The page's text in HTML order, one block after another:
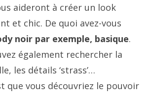
aideront à créer un look
et chic. De quoi avez-vous
noir par exemple, basique.
également rechercher la
les détails ‘strass’…
que vous découvriez le pouvoir